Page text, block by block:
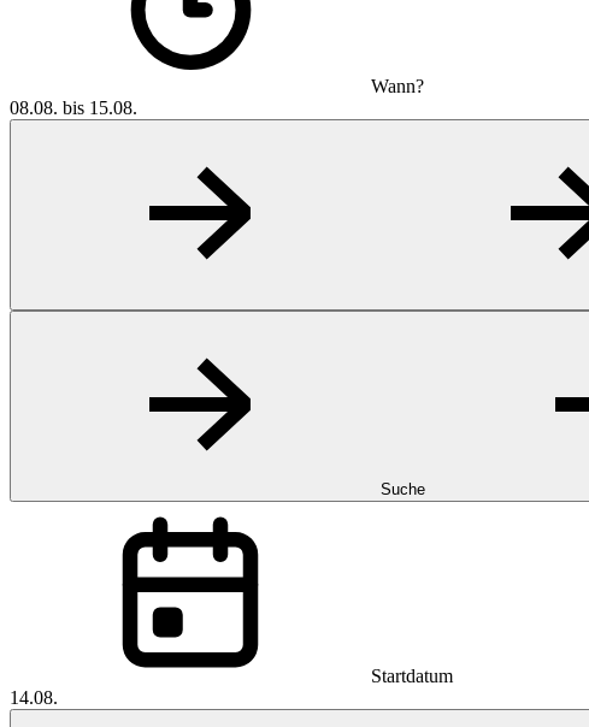
Wann?
08.08. bis 15.08.
Suche
Startdatum
14.08.